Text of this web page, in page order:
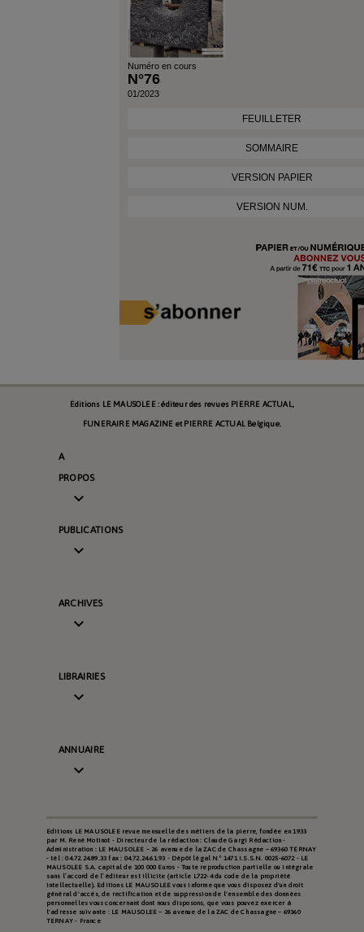
Numéro en cours
N°76
01/2023
FEUILLETER
SOMMAIRE
VERSION PAPIER
VERSION NUM.
Editions LE MAUSOLEE : éditeur des revues PIERRE ACTUAL,
FUNERAIRE MAGAZINE et PIERRE ACTUAL Belgique.
A
PROPOS

PUBLICATIONS

ARCHIVES

LIBRAIRIES

ANNUAIRE

Editions LE MAUSOLEE revue mensuelle des métiers de la pierre, fondée en 1933
par M. René Motinot - Directeur de la rédaction : Claude Gargi Rédaction -
Administration : LE MAUSOLEE – 26 avenue de la ZAC de Chassagne – 69360 TERNAY
- tél : 04.72.24.89.33 fax : 04.72.24.61.93 - Dépôt légal N° 1471 I.S.S.N. 0025-6072 - LE
MAUSOLEE S.A. capital de 100 000 Euros - Toute reproduction partielle ou intégrale
sans l’accord de l’éditeur est illicite (article L722-4 du code de la propriété
intellectuelle). Editions LE MAUSOLEE vous informe que vous disposez d'un droit
général d'accès, de rectification et de suppression de l'ensemble des données
personnelles vous concernant dont nous disposons, que vous pouvez exercer à
l'adresse suivante : LE MAUSOLEE – 26 avenue de la ZAC de Chassagne – 69360
TERNAY - France